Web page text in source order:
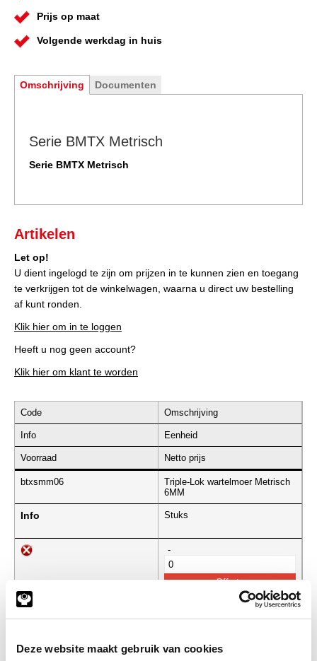
Deze website maakt gebruik van cookies
Prijs op maat
Volgende werkdag in huis
Omschrijving Documenten
Serie BMTX Metrisch
Serie BMTX Metrisch
Artikelen
Let op!
U dient ingelogd te zijn om prijzen in te kunnen zien en toegang
te verkrijgen tot de winkelwagen, waarna u direct uw bestelling
af kunt ronden.
Klik hier om in te loggen
Heeft u nog geen account?
Klik hier om klant te worden
Code Omschrijving
Info Eenheid
Voorraad Netto prijs
btxsmm06
Triple-Lok wartelmoer Metrisch
6MM
Info Stuks
-
btxsmm08
Triple-Lok wartelmoer Metrisch
8MM
Info